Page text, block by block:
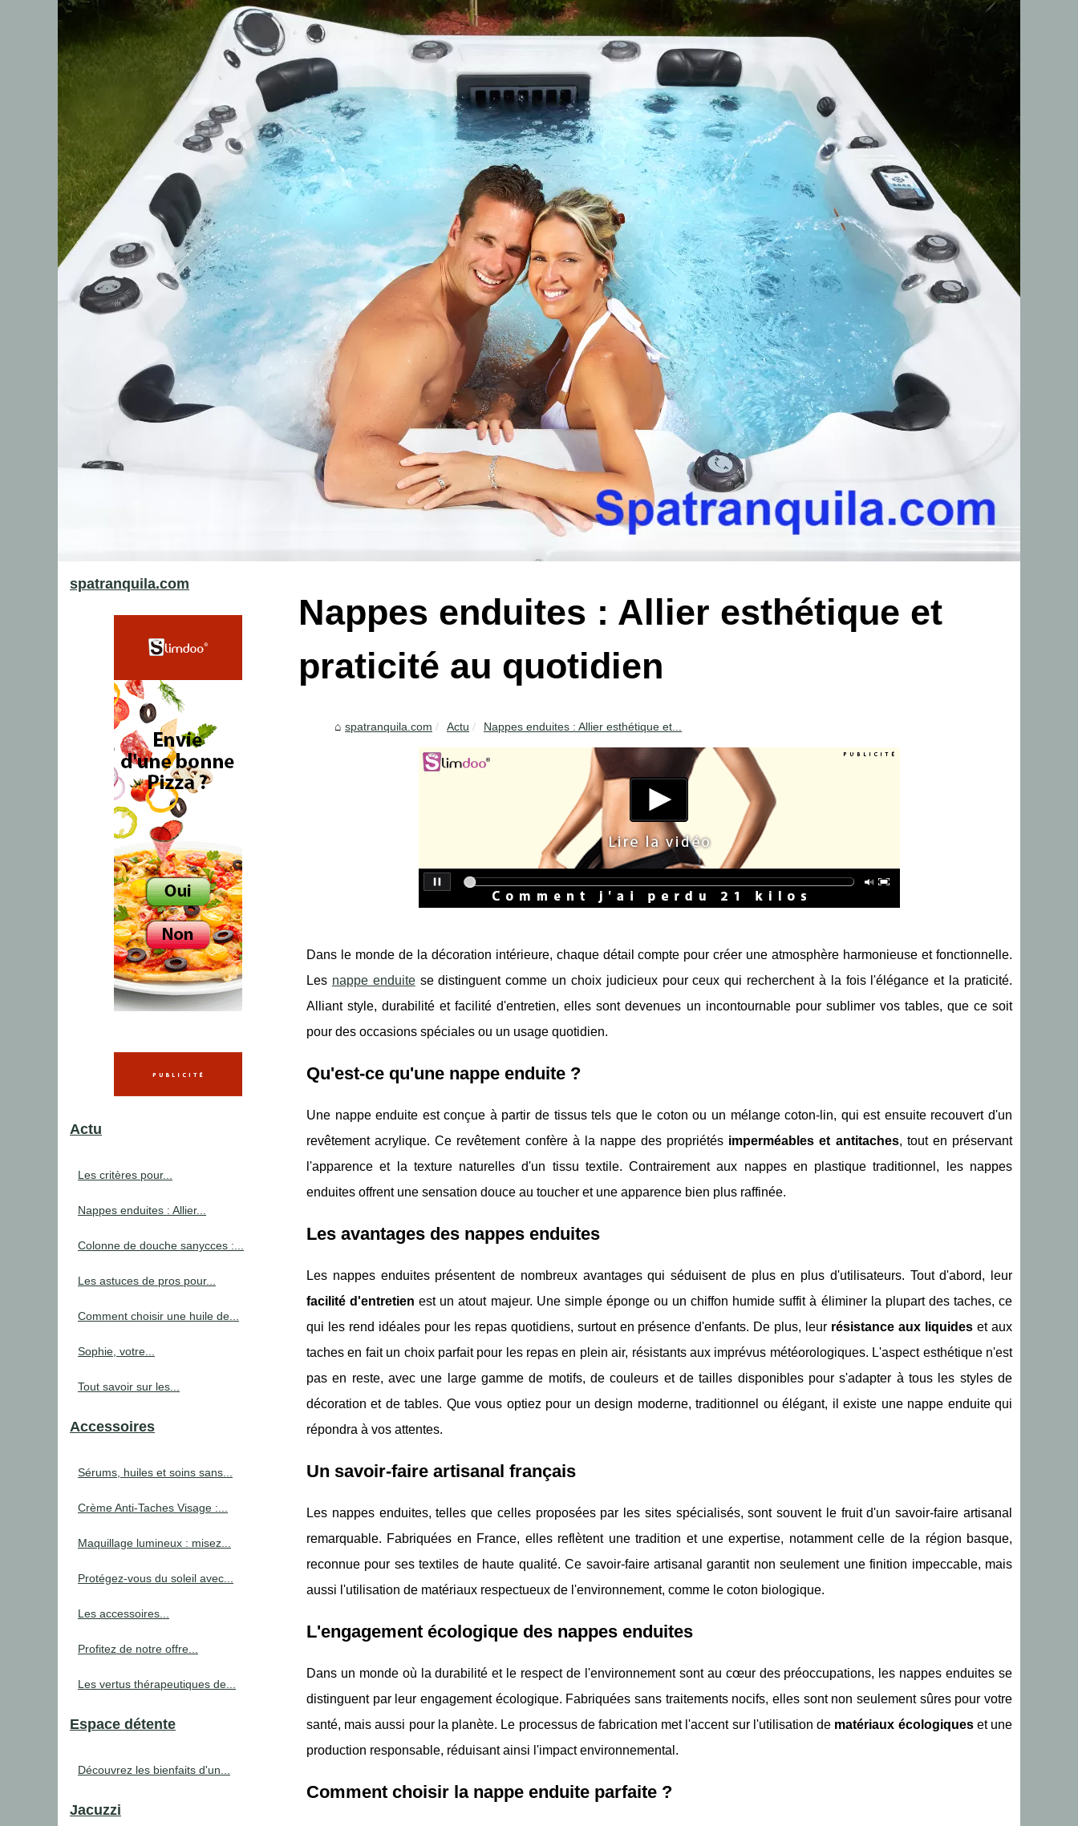
Nappes enduites : Allier esthétique et
praticité au quotidien
spatranquila.com Actu Nappes enduites : Allier esthétique et...
Dans le monde de la décoration intérieure, chaque détail compte pour créer une atmosphère harmonieuse et fonctionnelle.
Les nappe enduitese distinguent comme un choix judicieux pour ceux qui recherchent à la fois l'élégance et la praticité.
Alliant style, durabilité et facilité d'entretien, elles sont devenues un incontournable pour sublimer vos tables, que ce soit
pour des occasions spéciales ou un usage quotidien.
Qu'est-ce qu'une nappe enduite ?
Une nappe enduite est conçue à partir de tissus tels que le coton ou un mélange coton-lin, qui est ensuite recouvert d'un
revêtement acrylique. Ce revêtement confère à la nappe des propriétés imperméables et antitaches, tout en préservant
l'apparence et la texture naturelles d'un tissu textile. Contrairement aux nappes en plastique traditionnel, les nappes
enduites offrent une sensation douce au toucher et une apparence bien plus raffinée.
Les avantages des nappes enduites
Les nappes enduites présentent de nombreux avantages qui séduisent de plus en plus d'utilisateurs. Tout d'abord, leur
facilité d'entretien est un atout majeur. Une simple éponge ou un chiffon humide suffit à éliminer la plupart des taches, ce
qui les rend idéales pour les repas quotidiens, surtout en présence d'enfants. De plus, leur résistance aux liquides et aux
taches en fait un choix parfait pour les repas en plein air, résistants aux imprévus météorologiques. L'aspect esthétique n'est
pas en reste, avec une large gamme de motifs, de couleurs et de tailles disponibles pour s'adapter à tous les styles de
décoration et de tables. Que vous optiez pour un design moderne, traditionnel ou élégant, il existe une nappe enduite qui
répondra à vos attentes.
Un savoir-faire artisanal français
Les nappes enduites, telles que celles proposées par les sites spécialisés, sont souvent le fruit d'un savoir-faire artisanal
remarquable. Fabriquées en France, elles reflètent une tradition et une expertise, notamment celle de la région basque,
reconnue pour ses textiles de haute qualité. Ce savoir-faire artisanal garantit non seulement une finition impeccable, mais
aussi l'utilisation de matériaux respectueux de l'environnement, comme le coton biologique.
L'engagement écologique des nappes enduites
Dans un monde où la durabilité et le respect de l'environnement sont au cœur des préoccupations, les nappes enduites se
distinguent par leur engagement écologique. Fabriquées sans traitements nocifs, elles sont non seulement sûres pour votre
santé, mais aussi pour la planète. Le processus de fabrication met l'accent sur l'utilisation de matériaux écologiqueset une
production responsable, réduisant ainsi l'impact environnemental.
Comment choisir la nappe enduite parfaite ?
spatranquila.com
Actu
Les critères pour...
Nappes enduites : Allier...
Colonne de douche sanycces :...
Les astuces de pros pour...
Comment choisir une huile de...
Sophie, votre...
Tout savoir sur les...
Accessoires
Sérums, huiles et soins sans...
Crème Anti-Taches Visage :...
Maquillage lumineux : misez...
Protégez-vous du soleil avec...
Les accessoires...
Profitez de notre offre...
Les vertus thérapeutiques de...
Espace détente
Découvrez les bienfaits d'un...
Jacuzzi